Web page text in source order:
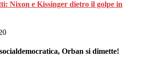
Nixon e Kissinger dietro il golpe in
Orban si dimette!